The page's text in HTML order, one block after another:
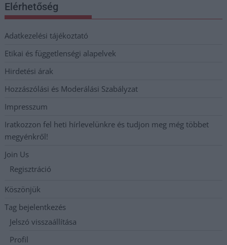
Elérhetőség
Adatkezelési tájékoztató
Etikai és függetlenségi alapelvek
Hirdetési árak
Hozzászólási és Moderálási Szabályzat
Impresszum
Iratkozzon fel heti hírlevelünkre és tudjon meg még többet
megyénkről!
Join Us
Regisztráció
Köszönjük
Tag bejelentkezés
Jelszó visszaállítása
Profil